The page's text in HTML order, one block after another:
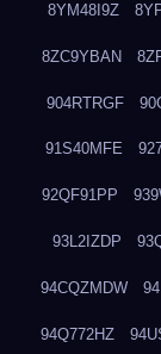
8YM48I9Z
8ZC9YBAN
904RTRGF
91S40MFE
92QF91PP
93L2IZDP
94CQZMDW
94Q772HZ